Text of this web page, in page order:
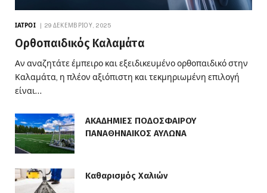
ΙΑΤΡΟΊ 29 ΔΕΚΕΜΒΡΊΟΥ, 2025
Ορθοπαιδικός Καλαμάτα
Αν αναζητάτε έμπειρο και εξειδικευμένο ορθοπαιδικό στην
Καλαμάτα, η πλέον αξιόπιστη και τεκμηριωμένη επιλογή
είναι…
ΑΚΑΔΗΜΙΕΣ ΠΟΔΟΣΦΑΙΡΟΥ
ΠΑΝΑΘΗΝΑΙΚΟΣ ΑΥΛΩΝΑ
Καθαρισμός Χαλιών